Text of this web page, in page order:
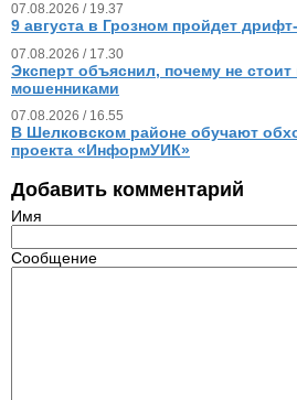
07.08.2026 / 19.37
9 августа в Грозном пройдет
07.08.2026 / 17.30
Эксперт объяснил, почему не
мошенниками
07.08.2026 / 16.55
В Шелковском районе обучают
проекта «ИнформУИК»
Добавить комментарий
Имя
Сообщение